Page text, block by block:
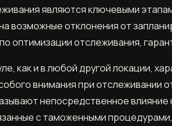
являются ключевыми
возможные отклонения от
оптимизации отслеживания,
как и в любой другой локации,
внимания при отслеживании
непосредственное
с таможенными